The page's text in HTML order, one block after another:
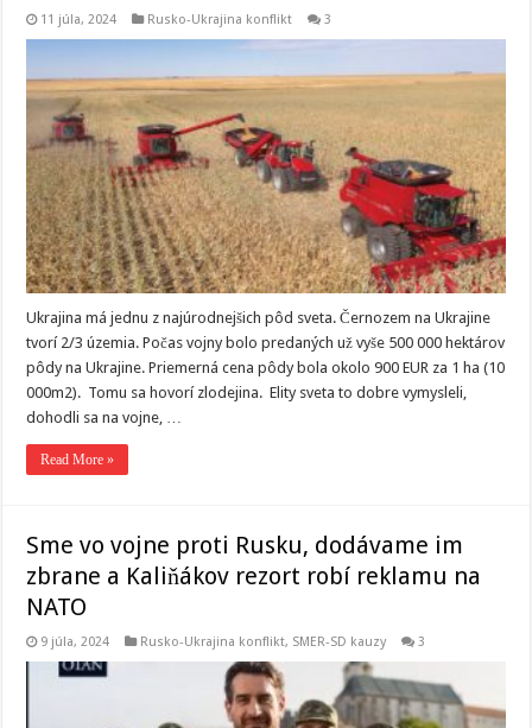
11 júla, 2024 Rusko-Ukrajina konflikt 3
Ukrajina má jednu z najúrodnejšich pôd sveta. Černozem na Ukrajine
tvorí 2/3 územia. Počas vojny bolo predaných už vyše 500 000 hektárov
pôdy na Ukrajine. Priemerná cena pôdy bola okolo 900 EUR za 1 ha (10
000m2). Tomu sa hovorí zlodejina. Elity sveta to dobre vymysleli,
dohodli sa na vojne, …
Read More »
Sme vo vojne proti Rusku, dodávame im
zbrane a Kaliňákov rezort robí reklamu na
NATO
9 júla, 2024 Rusko-Ukrajina konflikt, SMER-SD kauzy 3